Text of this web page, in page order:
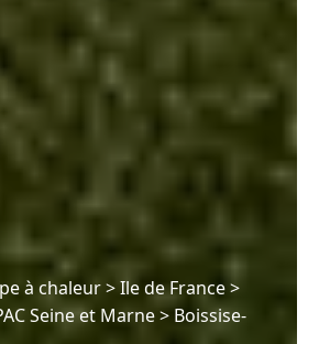
à chaleur>Ile de France>
Seine et Marne> Boissise-